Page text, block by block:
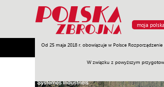
moja
Od 25 maja 2018 r. obowiązuje w Polsce
W związku z powyższym
Armia Poligon Sprzęt Misje